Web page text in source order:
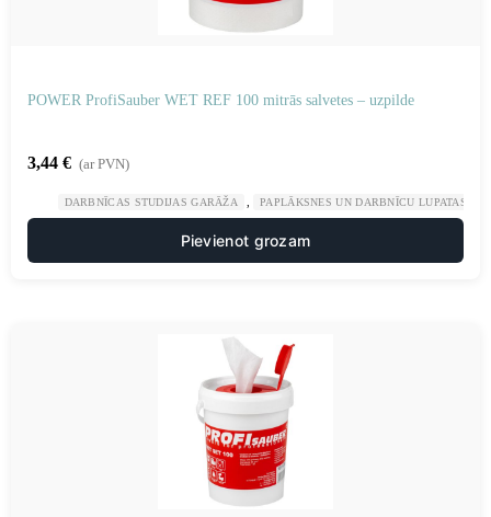
POWER ProfiSauber WET REF 100 mitrās salvetes – uzpilde
3,44 € (ar PVN)
DARBNĪCAS STUDIJAS GARĀŽA PAPLĀKSNES UN DARBNĪCU LUPATAS
Pievienot grozam